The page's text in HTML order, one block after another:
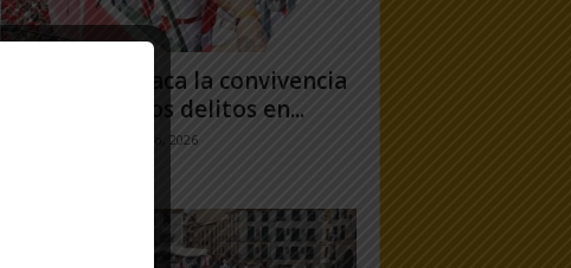
Toquero destaca la convivencia
y la caída de los delitos en...
31 julio, 2026